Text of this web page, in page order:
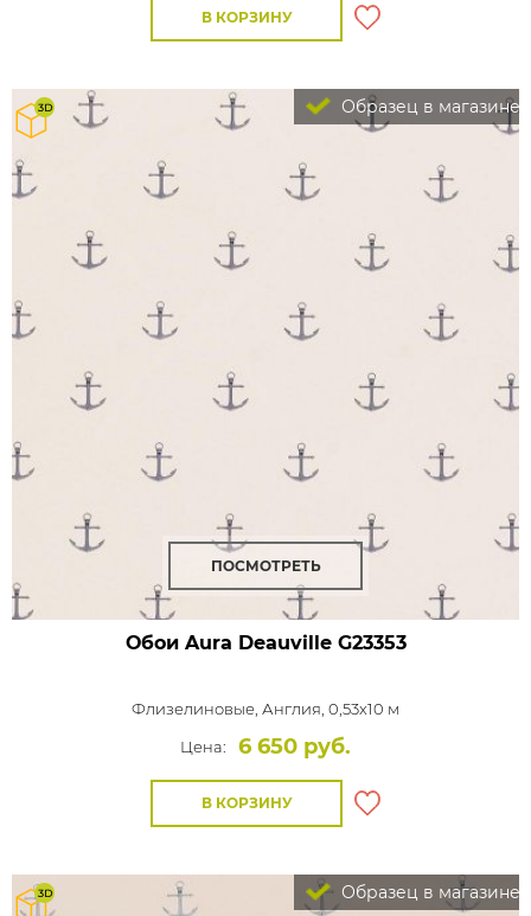
В КОРЗИНУ
Образец в магазине
ПОСМОТРЕТЬ
Обои Aura DeauvilleG23353
Флизелиновые, Англия, 0,53x10 м
Цена:
6 650 руб.
В КОРЗИНУ
Образец в магазине